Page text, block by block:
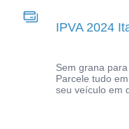
IPVA 2024
Sem grana
Parcele tudo
seu veículo em